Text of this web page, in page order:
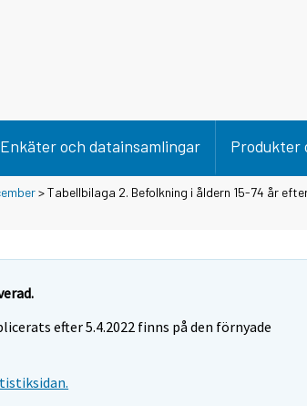
Enkäter och datainsamlingar Produkter
> Tabellbilaga 2. Befolkning i åldern 15-74 år
efter 5.4.2022 finns på den förnyade